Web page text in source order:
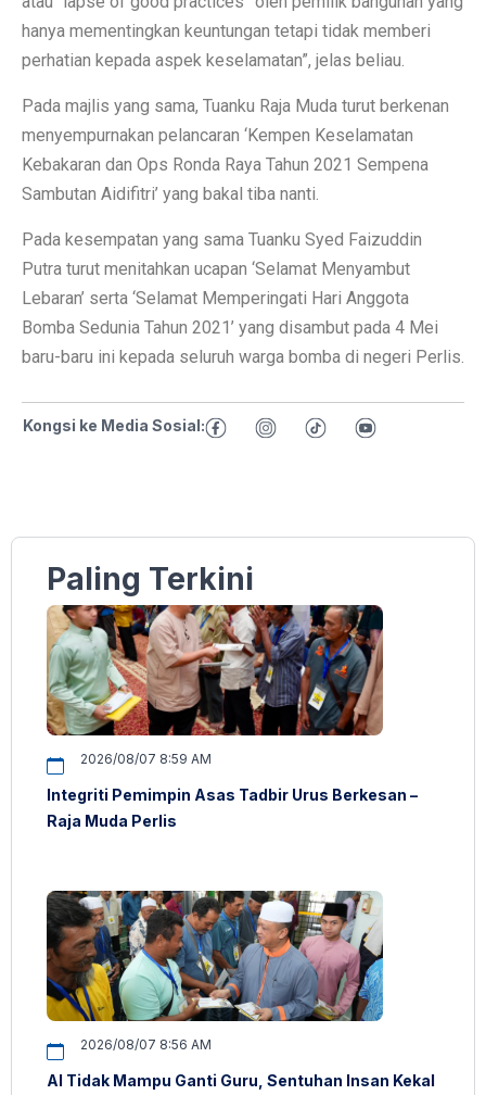
hanya mementingkan keuntungan tetapi tidak memberi
perhatian kepada aspek keselamatan”, jelas beliau.
Pada majlis yang sama, Tuanku Raja Muda turut berkenan
menyempurnakan pelancaran ‘Kempen Keselamatan
Kebakaran dan Ops Ronda Raya Tahun 2021 Sempena
Sambutan Aidifitri’ yang bakal tiba nanti.
Pada kesempatan yang sama Tuanku Syed Faizuddin
Putra turut menitahkan ucapan ‘Selamat Menyambut
Lebaran’ serta ‘Selamat Memperingati Hari Anggota
Bomba Sedunia Tahun 2021’ yang disambut pada 4 Mei
baru-baru ini kepada seluruh warga bomba di negeri Perlis.
Kongsi ke Media Sosial:
Paling Terkini
2026/08/07 8:59 AM
Integriti Pemimpin Asas Tadbir Urus Berkesan –
Raja Muda Perlis
2026/08/07 8:56 AM
AI Tidak Mampu Ganti Guru, Sentuhan Insan Kekal